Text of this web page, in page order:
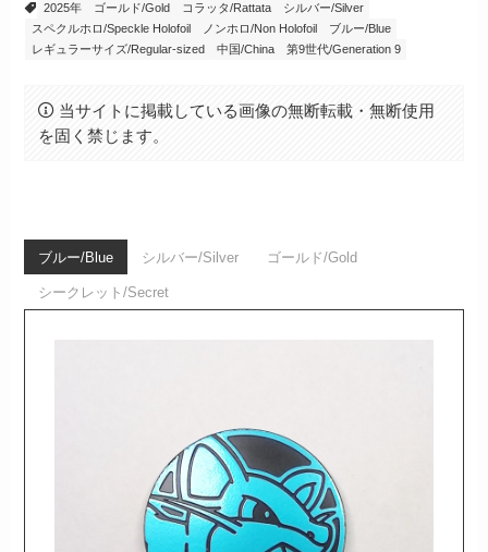
2025年
ゴールド/Gold コラッタ/Rattata
シルバー/Silver
スペクルホロ/Speckle Holofoil
ノンホロ/Non Holofoil
ブルー/Blue
レギュラーサイズ/Regular-sized
中国/China 第9世代/Generation 9
当サイトに掲載している画像の無断転載・無断使用
を固く禁じます。
ブルー/Blue シルバー/Silver ゴールド/Gold
シークレット/Secret